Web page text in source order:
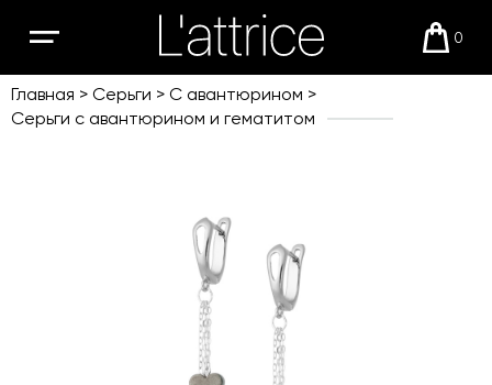
Открыть
0
Главная Серьги
С авантюрином
Серьги с авантюрином и гематитом